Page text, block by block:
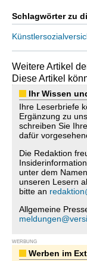
Schlagwörter zu
Weitere Artikel
Diese Artikel
Ihr Wissen
Ihre Leserbriefe
Ergänzung zu
schreiben Sie
dafür
Die Redaktion
unter dem
unseren Lesern
bitte an
Allgemeine
WERBUNG
Werben im